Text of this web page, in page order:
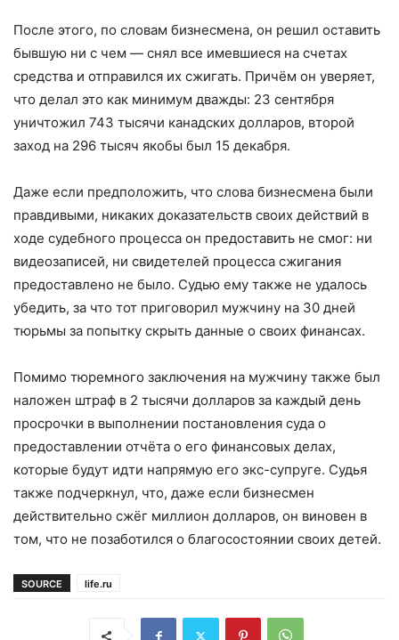
После этого, по словам бизнесмена, он решил оставить
бывшую ни с чем — снял все имевшиеся на счетах
средства и отправился их сжигать. Причём он уверяет,
что делал это как минимум дважды: 23 сентября
уничтожил 743 тысячи канадских долларов, второй
заход на 296 тысяч якобы был 15 декабря.
Даже если предположить, что слова бизнесмена были
правдивыми, никаких доказательств своих действий в
ходе судебного процесса он предоставить не смог: ни
видеозаписей, ни свидетелей процесса сжигания
предоставлено не было. Судью ему также не удалось
убедить, за что тот приговорил мужчину на 30 дней
тюрьмы за попытку скрыть данные о своих финансах.
Помимо тюремного заключения на мужчину также был
наложен штраф в 2 тысячи долларов за каждый день
просрочки в выполнении постановления суда о
предоставлении отчёта о его финансовых делах,
которые будут идти напрямую его экс-супруге. Судья
также подчеркнул, что, даже если бизнесмен
действительно сжёг миллион долларов, он виновен в
том, что не позаботился о благосостоянии своих детей.
SOURCE life.ru